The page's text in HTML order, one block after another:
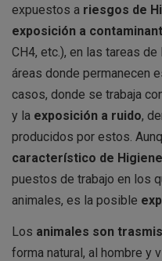
expuestos a riesgos de
exposición a
CH4, etc.), en las tareas
áreas donde permanecen
casos, donde se trabaja
y la exposición a ruido,
producidos por estos.
característico de
puestos de trabajo en los
animales, es la posible
Los animales son
forma natural, al hombre y